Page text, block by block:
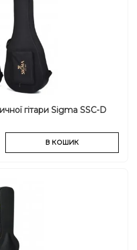
гітари Sigma SSC-D
В КОШИК